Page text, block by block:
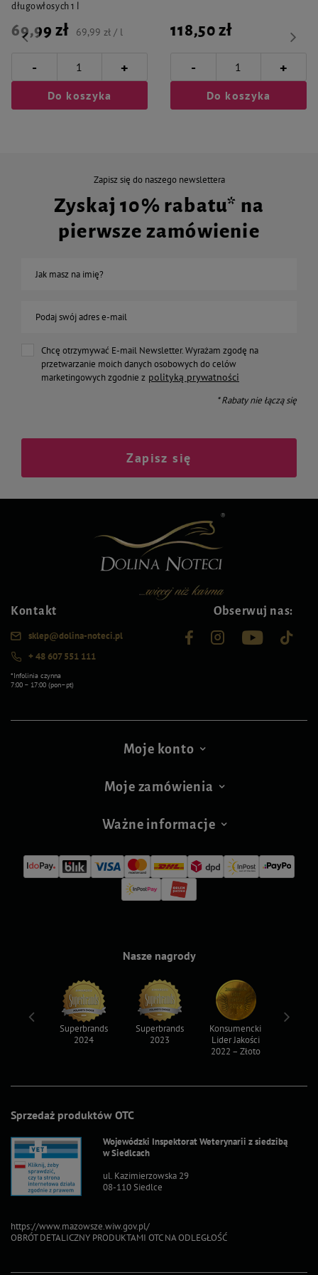
długowłosych 1 l
69,99 zł 69,99 zł / l
- +
Do koszyka
118,50 zł
- +
Do koszyka
Zapisz się do naszego newslettera
Zyskaj 10% rabatu* na
pierwsze zamówienie
Jak masz na imię?
Podaj swój adres e-mail
Chcę otrzymywać E-mail Newsletter. Wyrażam zgodę na
przetwarzanie moich danych osobowych do celów
marketingowych zgodnie z polityką prywatności
* Rabaty nie łączą się
Zapisz się
Kontakt
sklep@dolina-noteci.pl
+ 48 607 551 111
*Infolinia czynna
7:00 – 17:00 (pon–pt)
Obserwuj nas:
Moje konto
Moje zamówienia
Ważne informacje
Sprzedaż produktów OTC
Wojewódzki Inspektorat Weterynarii z siedzibą
w Siedlcach
ul. Kazimierzowska 29
08-110 Siedlce
https://www.mazowsze.wiw.gov.pl/
OBRÓT DETALICZNY PRODUKTAMI OTC NA ODLEGŁOŚĆ
Nasze nagrody
Superbrands
2024
Superbrands
2023
Konsumencki
Lider Jakości
2022 – Złoto